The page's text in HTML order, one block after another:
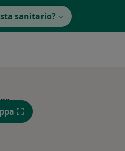
sanitario?